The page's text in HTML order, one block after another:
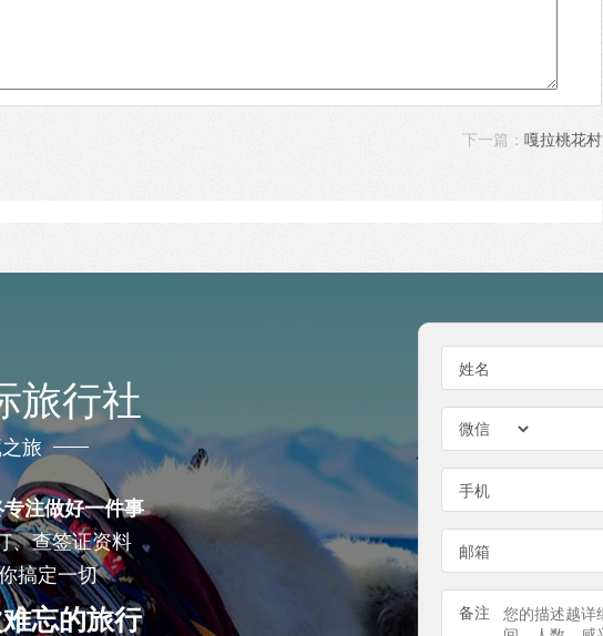
下一篇： 嘎拉桃花村
旅行社
旅
注做好一件事
、查签证资料
搞定一切
忘的旅行
姓名
手机
邮箱
备注